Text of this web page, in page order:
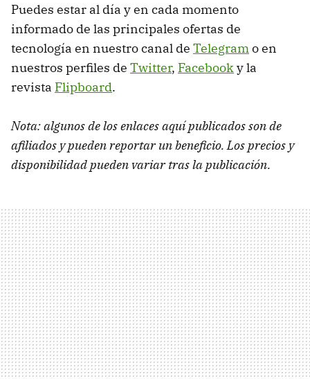
Puedes estar al día y en cada momento
informado de las principales ofertas de
tecnología en nuestro canal de Telegramo en
nuestros perfiles de Twitter, Facebooky la
revista Flipboard.
Nota: algunos de los enlaces aquí publicados son de
afiliados y pueden reportar un beneficio. Los precios y
disponibilidad pueden variar tras la publicación.